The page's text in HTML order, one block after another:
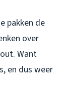
pakken de
over
Want
en dus weer